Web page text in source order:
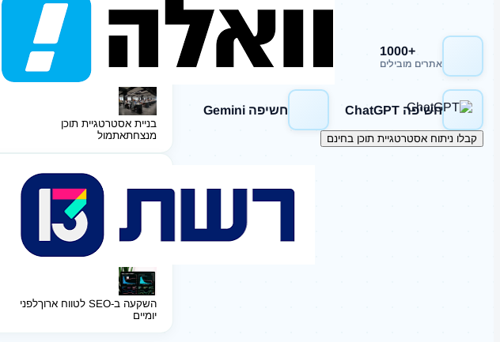
בניית אסטרטגיית תוכן
מנצחתאתמול
השקעה ב-SEO לטווח ארוך
לפני
יומיים
+1000
אתרים מובילים
חשיפה Google
חשיפה ChatGPT חשיפה Gemini
קבלו ניתוח אסטרטגיית תוכן בחינם